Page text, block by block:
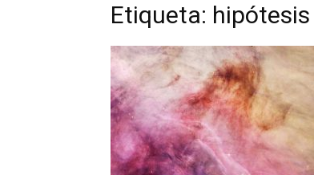
Etiqueta: